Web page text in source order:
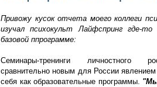
Привожу кусок отчета моего коллеги
изучал психокульт Лайфспринг где-
базовой ппрограмме:
Семинары-тренинги личностного
сравнительно новым для России
себя как образовательные программы.